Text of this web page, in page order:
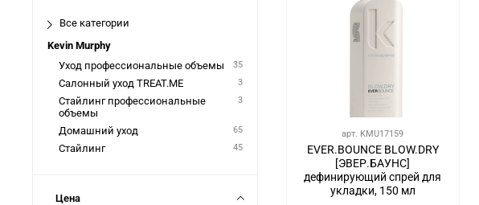
арт. KMU17159
EVER.BOUNCE BLOW.DRY
[ЭВЕР.БАУНС]
дефинирующий спрей для
укладки, 150 мл
Все категории
Kevin Murphy
Уход профессиональные объемы
35
Салонный уход TREAT.ME 3
Стайлинг профессиональные
объемы
3
Домашний уход 65
Стайлинг 45
Цена